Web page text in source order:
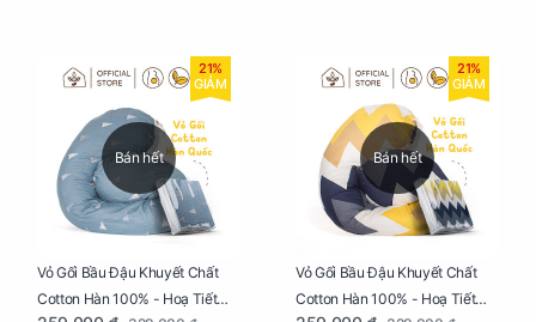
Bán hết
21%
GIẢM
Vỏ Gối Bầu Đậu Khuyết Chất
Cotton Hàn 100% - Hoạ Tiết
Bán hết
21%
GIẢM
Vỏ Gối Bầu Đậu Khuyết Chất
Cotton Hàn 100% - Hoạ Tiết